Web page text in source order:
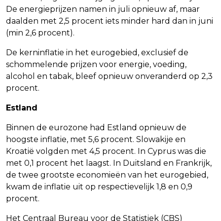
De energieprijzen namen in juli opnieuw af, maar
daalden met 2,5 procent iets minder hard dan in juni
(min 2,6 procent).
De kerninflatie in het eurogebied, exclusief de
schommelende prijzen voor energie, voeding,
alcohol en tabak, bleef opnieuw onveranderd op 2,3
procent.
Estland
Binnen de eurozone had Estland opnieuw de
hoogste inflatie, met 5,6 procent. Slowakije en
Kroatië volgden met 4,5 procent. In Cyprus was die
met 0,1 procent het laagst. In Duitsland en Frankrijk,
de twee grootste economieën van het eurogebied,
kwam de inflatie uit op respectievelijk 1,8 en 0,9
procent.
Het Centraal Bureau voor de Statistiek (CBS)